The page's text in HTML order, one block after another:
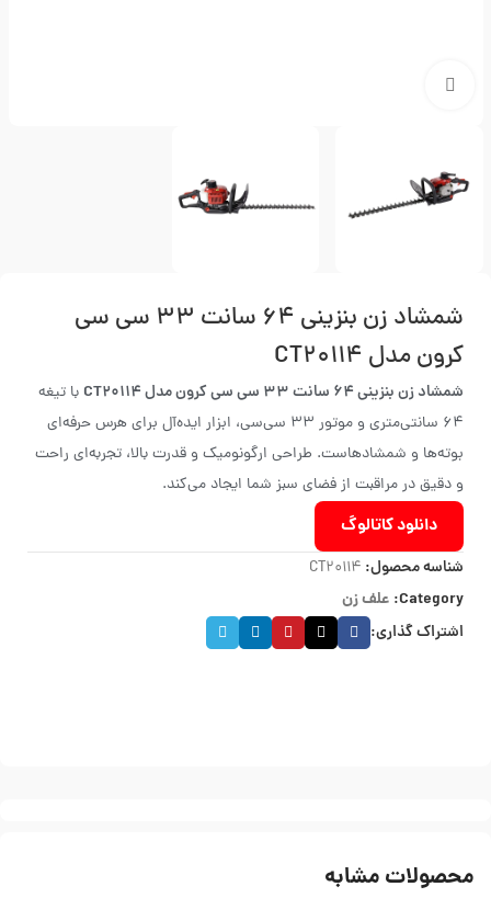
شمشاد زن بنزینی ۶۴ سانت ۳۳ سی سی
کرون مدل CT۲۰۱۱۴
شمشاد زن بنزینی 64 سانت 33 سی سی کرون مدل CT20114
با تیغه
۶۴ سانتی‌متری و موتور ۳۳ سی‌سی، ابزار ایده‌آل برای هرس حرفه‌ای
بوته‌ها و شمشادهاست. طراحی ارگونومیک و قدرت بالا، تجربه‌ای راحت
و دقیق در مراقبت از فضای سبز شما ایجاد می‌کند.
دانلود کاتالوگ
شناسه محصول: CT20114
Category: علف زن
اشتراک گذاری:
محصولات مشابه